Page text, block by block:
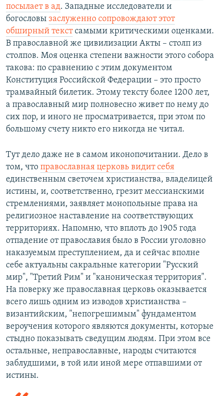
посылает в ад. Западные исследователи и
богословы заслуженно сопровождают этот
обширный текстсамыми критическими оценками.
В православной же цивилизации Акты – столп из
столпов. Моя оценка степени важности этого собора
такова: по сравнению с этим документом
Конституция Российской Федерации – это просто
трамвайный билетик. Этому тексту более 1200 лет,
а православный мир полновесно живет по нему до
сих пор, и иного не просматривается, при этом по
большому счету никто его никогда не читал.
Тут дело даже не в самом иконопочитании. Дело в
том, что православная церковь видит себя
единственным светочем христианства, владелицей
истины, и, соответственно, грезит мессианскими
стремлениями, заявляет монопольные права на
религиозное наставление на соответствующих
территориях. Напомню, что вплоть до 1905 года
отпадение от православия было в России уголовно
наказуемым преступлением, да и сейчас вполне
себе актуальны сакральные категории "Русский
мир", "Третий Рим" и "каноническая территория".
На поверку же православная церковь оказывается
всего лишь одним из изводов христианства –
византийским, "непогрешимым" фундаментом
вероучения которого являются документы, которые
стыдно показывать сведущим людям. При этом все
остальные, неправославные, народы считаются
заблудшими, в той или иной мере отпавшими от
истины.